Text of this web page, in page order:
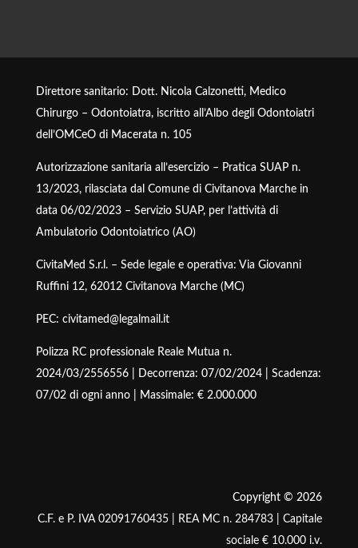
Direttore sanitario: Dott. Nicola Calzonetti, Medico
Chirurgo – Odontoiatra, iscritto all’Albo degli Odontoiatri
dell’OMCeO di Macerata n. 105
Autorizzazione sanitaria all’esercizio – Pratica SUAP n.
13/2023, rilasciata dal Comune di Civitanova Marche in
data 06/02/2023 – Servizio SUAP, per l’attività di
Ambulatorio Odontoiatrico (AO)
CivitaMed S.r.l. – Sede legale e operativa: Via Giovanni
Ruffini 12, 62012 Civitanova Marche (MC)
PEC: civitamed@legalmail.it
Polizza RC professionale Reale Mutua n.
2024/03/2556556 | Decorrenza: 07/02/2024 | Scadenza:
07/02 di ogni anno | Massimale: € 2.000.000
Copyright © 2026
C.F. e P. IVA 02091760435 | REA MC n. 284783 | Capitale
sociale € 10.000 i.v.